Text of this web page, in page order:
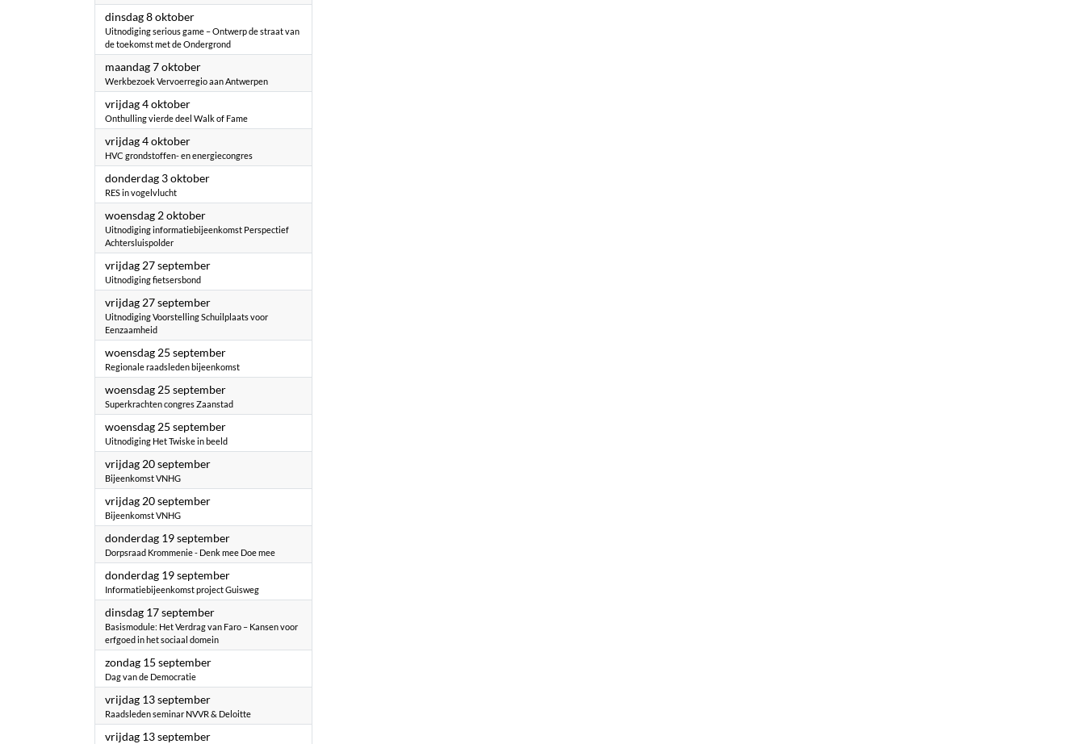
dinsdag 8 oktober2024
Uitnodiging serious game – Ontwerp de straat van
de toekomst met de Ondergrond
maandag 7 oktober2024
Werkbezoek Vervoerregio aan Antwerpen
vrijdag 4 oktober2024
Onthulling vierde deel Walk of Fame
vrijdag 4 oktober2024
HVC grondstoffen- en energiecongres
donderdag 3 oktober2024
RES in vogelvlucht
woensdag 2 oktober2024
Uitnodiging informatiebijeenkomst Perspectief
Achtersluispolder
vrijdag 27 september2024
Uitnodiging fietsersbond
vrijdag 27 september2024
Uitnodiging Voorstelling Schuilplaats voor
Eenzaamheid
woensdag 25 september2024
Regionale raadsleden bijeenkomst
woensdag 25 september2024
Superkrachten congres Zaanstad
woensdag 25 september2024
Uitnodiging Het Twiske in beeld
vrijdag 20 september2024
Bijeenkomst VNHG
vrijdag 20 september2024
Bijeenkomst VNHG
donderdag 19 september2024
Dorpsraad Krommenie - Denk mee Doe mee
donderdag 19 september2024
Informatiebijeenkomst project Guisweg
dinsdag 17 september2024
Basismodule: Het Verdrag van Faro – Kansen voor
erfgoed in het sociaal domein
zondag 15 september2024
Dag van de Democratie
vrijdag 13 september2024
Raadsleden seminar NVVR & Deloitte
vrijdag 13 september2024